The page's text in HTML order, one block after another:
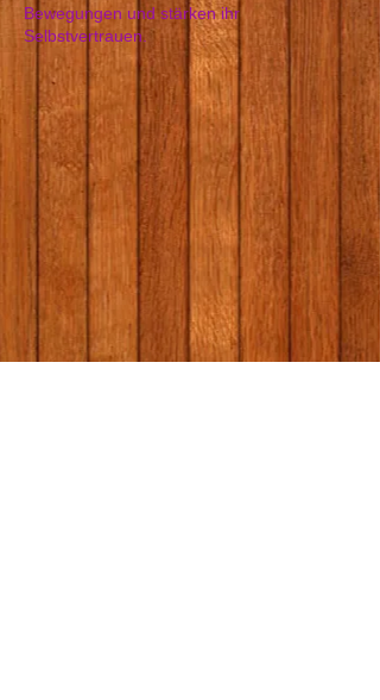
Bewegungen und stärken ihr
Selbstvertrauen.